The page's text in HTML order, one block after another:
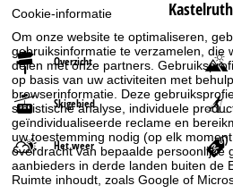
Cookie-informatie
Om onze website te optimaliseren,
gebruiksinformatie te verzamelen, die
delen met onze partners.
op basis van uw activiteiten met
browserinformatie. Deze
statistische analyse, individuele
geïndividualiseerde reclame en
uw toestemming nodig (op elk
overdracht van bepaalde persoonlijke
aanbieders in derde landen buiten de
Ruimte inhoudt, zoals Google of
Kastelruth
Overzicht
Skigebied
Het weer